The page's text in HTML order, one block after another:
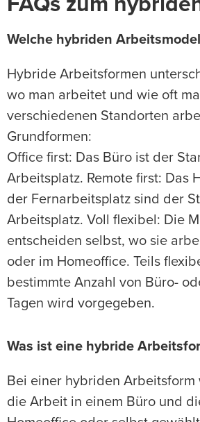
FAQs zum
Welche hybriden
Hybride Arbeitsformen
wo man arbeitet und wie oft
verschiedenen Standorten
Grundformen:
Office first: Das Büro ist der
Arbeitsplatz. Remote first: Das
der Fernarbeitsplatz sind der
Arbeitsplatz. Voll flexibel: Die
entscheiden selbst, wo sie
oder im Homeoffice. Teils
bestimmte Anzahl von Büro-
Tagen wird vorgegeben.
Was ist eine hybride
Bei einer hybriden Arbeitsform
die Arbeit in einem Büro und